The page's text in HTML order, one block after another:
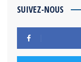
SUIVEZ-NOUS